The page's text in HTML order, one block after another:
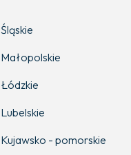
Śląskie
Małopolskie
Łódzkie
Lubelskie
Kujawsko - pomorskie